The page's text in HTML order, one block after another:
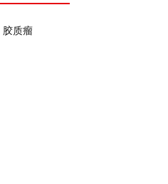
胶质瘤